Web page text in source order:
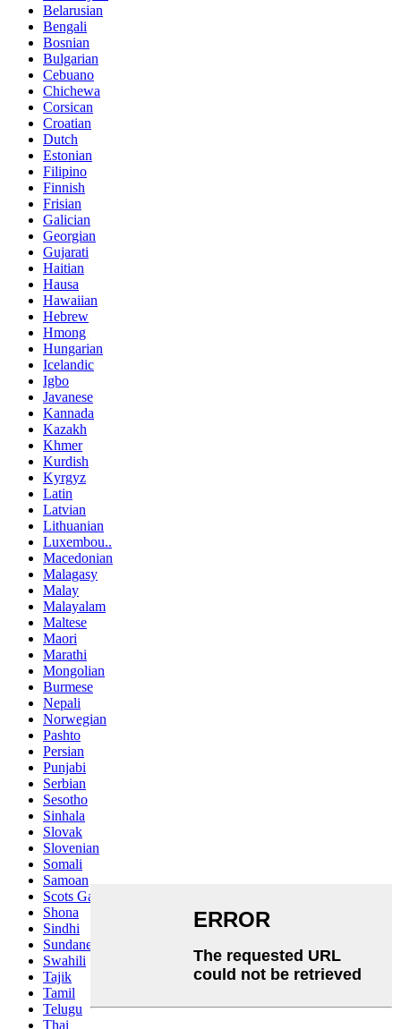
Belarusian
Bengali
Bosnian
Bulgarian
Cebuano
Chichewa
Corsican
Croatian
Dutch
Estonian
Filipino
Finnish
Frisian
Galician
Georgian
Gujarati
Haitian
Hausa
Hawaiian
Hebrew
Hmong
Hungarian
Icelandic
Igbo
Javanese
Kannada
Kazakh
Khmer
Kurdish
Kyrgyz
Latin
Latvian
Lithuanian
Luxembou..
Macedonian
Malagasy
Malay
Malayalam
Maltese
Maori
Marathi
Mongolian
Burmese
Nepali
Norwegian
Pashto
Persian
Punjabi
Serbian
Sesotho
Sinhala
Slovak
Slovenian
Somali
Samoan
Scots Gaelic
Shona
Sindhi
Sundanese
Swahili
Tajik
Tamil
Telugu
Thai